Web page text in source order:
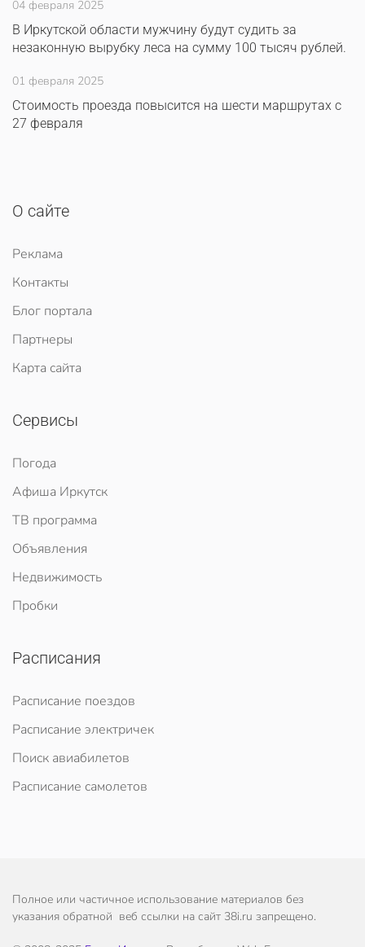
04 февраля 2025
В Иркутской области мужчину будут судить за
незаконную вырубку леса на сумму 100 тысяч рублей.
01 февраля 2025
Стоимость проезда повысится на шести маршрутах с
27 февраля
О сайте
Реклама
Контакты
Блог портала
Партнеры
Карта сайта
Сервисы
Погода
Афиша Иркутск
ТВ программа
Объявления
Недвижимость
Пробки
Расписания
Расписание поездов
Расписание электричек
Поиск авиабилетов
Расписание самолетов
Полное или частичное использование материалов без
указания обратной веб ссылки на сайт 38i.ru запрещено.